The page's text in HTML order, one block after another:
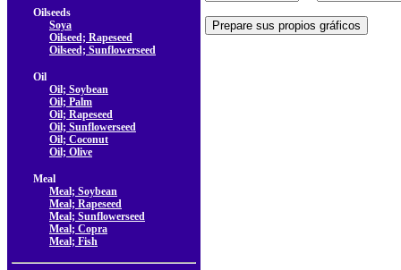
Oilseeds
Soya
Oilseed; Rapeseed
Oilseed; Sunflowerseed
Oil
Oil; Soybean
Oil; Palm
Oil; Rapeseed
Oil; Sunflowerseed
Oil; Coconut
Oil; Olive
Meal
Meal; Soybean
Meal; Rapeseed
Meal; Sunflowerseed
Meal; Copra
Meal; Fish